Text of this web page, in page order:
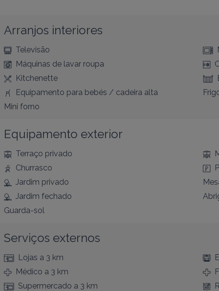
Arranjos interiores
Televisão
Máquinas de lavar roupa
Kitchenette
Equipamento para bebés / cadeira alta
Mini forno
Equipamento exterior
Terraço privado
Churrasco
Jardim privado
Jardim fechado
Guarda-sol
Serviços externos
Lojas a 3 km
Médico a 3 km
Supermercado a 3 km